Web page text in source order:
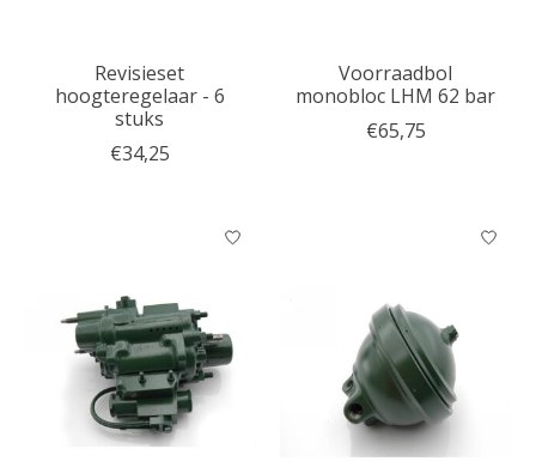
Revisieset
hoogteregelaar - 6
stuks
€34,25
Voorraadbol
monobloc LHM 62 bar
€65,75